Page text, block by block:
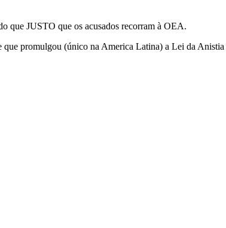
que JUSTO que os acusados recorram à OEA.
promulgou (único na America Latina) a Lei da Anistia